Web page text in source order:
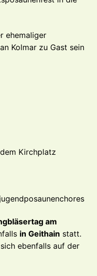
ehemaliger
Kolmar zu Gast sein
Kirchplatz
am
in Geithain statt.
ebenfalls auf der